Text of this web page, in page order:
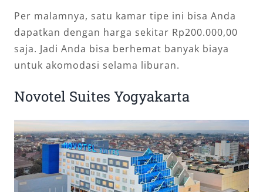
Per malamnya, satu kamar tipe ini bisa Anda
dapatkan dengan harga sekitar Rp200.000,00
saja. Jadi Anda bisa berhemat banyak biaya
untuk akomodasi selama liburan.
Novotel Suites Yogyakarta